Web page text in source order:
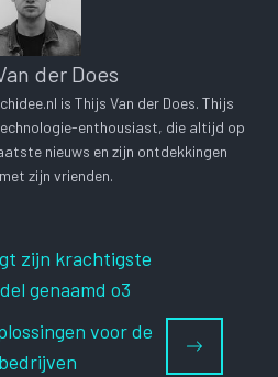
der Does
is Thijs Van der Does. Thijs
enthousiast, die altijd op
nieuws en zijn ontdekkingen
zijn vrienden.
zijn krachtigste
genaamd o3
voor de